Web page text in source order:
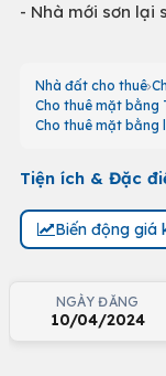
- Nhà mới sơn lại
Nhà đất cho thuê
Cho thuê mặt bằng
Cho thuê mặt bằng
Tiện ích & Đặc
Biến động giá
NGÀY ĐĂNG
10/04/2024